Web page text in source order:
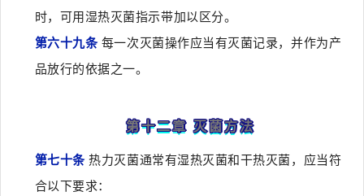
时，可用湿热灭菌指示带加以区分。
第六十九条每一次灭菌操作应当有灭菌记录，并作为产
品放行的依据之一。
第十二章 灭菌方法
第七十条热力灭菌通常有湿热灭菌和干热灭菌，应当符
合以下要求：